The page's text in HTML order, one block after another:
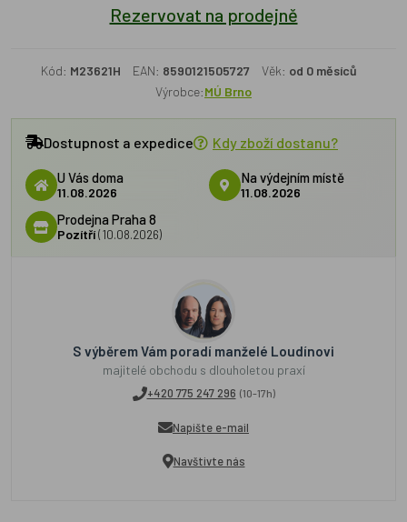
Rezervovat na prodejně
Kód: M23621H EAN: 8590121505727 Věk: od 0 měsíců
Výrobce:MÚ Brno
Dostupnost a expedice Kdy zboží dostanu?
U Vás doma
11.08.2026
Na výdejním místě
11.08.2026
Prodejna Praha 8
Pozítří(10.08.2026)
S výběrem Vám poradí manželé Loudínovi
majitelé obchodu s dlouholetou praxí
+420 775 247 296 (10-17h)
Napište e-mail
Navštivte nás